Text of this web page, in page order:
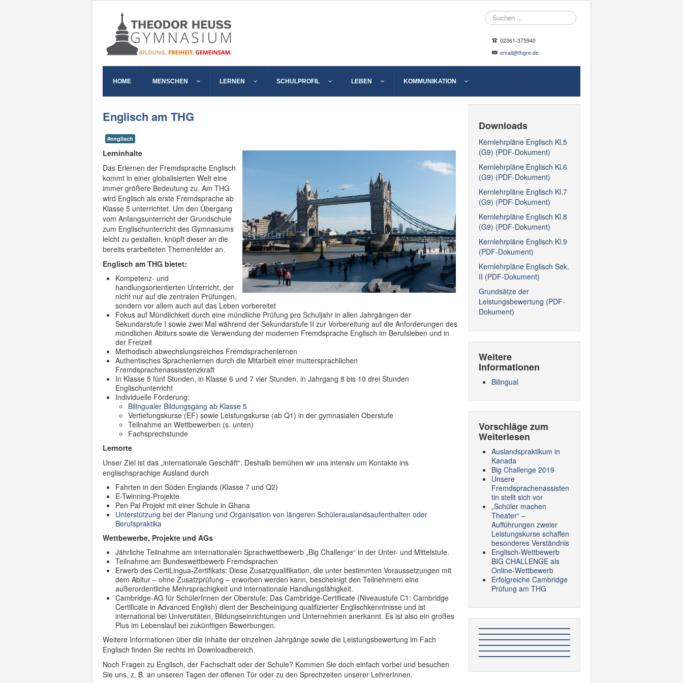
Suche
02361-375940
email@thgre.de
HOME MENSCHEN LERNEN SCHULPROFIL LEBEN KOMMUNIKATION
Englisch am THG
#englisch
Lerninhalte
Das Erlernen der Fremdsprache Englisch
kommt in einer globalisierten Welt eine
immer größere Bedeutung zu. Am THG
wird Englisch als erste Fremdsprache ab
Klasse 5 unterrichtet. Um den Übergang
vom Anfangsunterricht der Grundschule
zum Englischunterricht des Gymnasiums
leicht zu gestalten, knüpft dieser an die
bereits erarbeiteten Themenfelder an.
Englisch am THG bietet:
Kompetenz- und
handlungsorientierten Unterricht, der
nicht nur auf die zentralen Prüfungen,
sondern vor allem auch auf das Leben vorbereitet
Fokus auf Mündlichkeit durch eine mündliche Prüfung pro Schuljahr in allen Jahrgängen der
Sekundarstufe I sowie zwei Mal während der Sekundarstufe II zur Vorbereitung auf die Anforderungen des
mündlichen Abiturs sowie die Verwendung der modernen Fremdsprache Englisch im Berufsleben und in
der Freizeit
Methodisch abwechslungsreiches Fremdsprachenlernen
Authentisches Sprachenlernen durch die Mitarbeit einer muttersprachlichen
Fremdsprachenassisstenzkraft
In Klasse 5 fünf Stunden, in Klasse 6 und 7 vier Stunden, in Jahrgang 8 bis 10 drei Stunden
Englischunterricht
Individuelle Förderung:
Bilingualer Bildungsgang ab Klasse 5
Vertiefungskurse (EF) sowie Leistungskurse (ab Q1) in der gymnasialen Oberstufe
Teilnahme an Wettbewerben (s. unten)
Fachsprechstunde
Lernorte
Unser Ziel ist das „internationale Geschäft“. Deshalb bemühen wir uns intensiv um Kontakte ins
englischsprachige Ausland durch
Fahrten in den Süden Englands (Klasse 7 und Q2)
E-Twinning-Projekte
Pen Pal Projekt mit einer Schule in Ghana
Unterstützung bei der Planung und Organisation von längeren Schülerauslandsaufenthalten oder
Berufspraktika
Wettbewerbe, Projekte und AGs
Jährliche Teilnahme am internationalen Sprachwettbewerb „Big Challenge“ in der Unter- und Mittelstufe.
Teilnahme am Bundeswettbewerb Fremdsprachen
Erwerb des CertiLingua-Zertifikats: Diese Zusatzqualifikation, die unter bestimmten Voraussetzungen mit
dem Abitur – ohne Zusatzprüfung – erworben werden kann, bescheinigt den Teilnehmern eine
außerordentliche Mehrsprachigkeit und internationale Handlungsfähigkeit.
Cambridge-AG für SchülerInnen der Oberstufe: Das Cambridge-Certificate (Niveaustufe C1: Cambridge
Certificate in Advanced English) dient der Bescheinigung qualifizierter Englischkenntnisse und ist
international bei Universitäten, Bildungseinrichtungen und Unternehmen anerkannt. Es ist also ein großes
Plus im Lebenslauf bei zukünftigen Bewerbungen.
Weitere Informationen über die Inhalte der einzelnen Jahrgänge sowie die Leistungsbewertung im Fach
Englisch finden Sie rechts im Downloadbereich.
Noch Fragen zu Englisch, der Fachschaft oder der Schule? Kommen Sie doch einfach vorbei und besuchen
Sie uns, z. B. an unseren Tagen der offenen Tür oder zu den Sprechzeiten unserer LehrerInnen.
Downloads
Kernlehrpläne Englisch Kl.5
(G9) (PDF-Dokument)
Kernlehrpläne Englisch Kl.6
(G9) (PDF-Dokument)
Kernlehrpläne Englisch Kl.7
(G9) (PDF-Dokument)
Kernlehrpläne Englisch Kl.8
(G9) (PDF-Dokument)
Kernlehrpläne Englisch Kl.9
(PDF-Dokument)
Kernlehrpläne Englisch Sek.
II (PDF-Dokument)
Grundsätze der
Leistungsbewertung (PDF-
Dokument)
Weitere
Informationen
Bilingual
Vorschläge zum
Weiterlesen
Auslandspraktikum in
Kanada
Big Challenge 2019
Unsere
Fremdsprachenassisten
tin stellt sich vor
„Schüler machen
Theater“ –
Aufführungen zweier
Leistungskurse schaffen
besonderes Verständnis
Englisch-Wettbewerb
BIG CHALLENGE als
Online-Wettbewerb
Erfolgreiche Cambridge
Prüfung am THG